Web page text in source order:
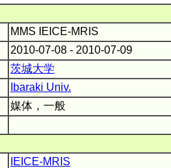
MMS IEICE-MRIS
2010-07-08 - 2010-07-09
茨城大学
Ibaraki Univ.
媒体，一般
IEICE-MRIS